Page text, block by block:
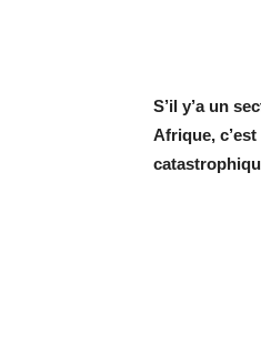
S’il y’a un
Afrique,